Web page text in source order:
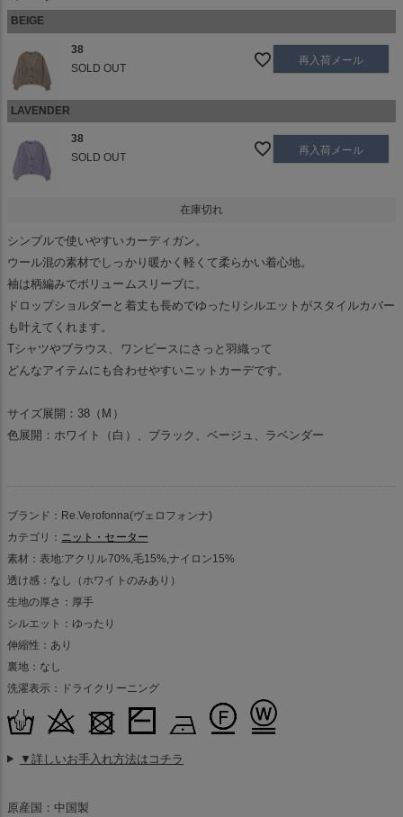
BEIGE
38
SOLD OUT
再入荷メール
LAVENDER
38
SOLD OUT
再入荷メール
在庫切れ
シンプルで使いやすいカーディガン。
ウール混の素材でしっかり暖かく軽くて柔らかい着心地。
袖は柄編みでボリュームスリーブに。
ドロップショルダーと着丈も長めでゆったりシルエットがスタイルカバー
も叶えてくれます。
Tシャツやブラウス、ワンピースにさっと羽織って
どんなアイテムにも合わせやすいニットカーデです。
サイズ展開：38（M）
色展開：ホワイト（白）、ブラック、ベージュ、ラベンダー
ブランド：Re.Verofonna(ヴェロフォンナ)
カテゴリ： ニット・セーター
素材：表地:アクリル70%,毛15%,ナイロン15%
透け感：なし（ホワイトのみあり）
生地の厚さ：厚手
シルエット：ゆったり
伸縮性：あり
裏地：なし
洗濯表示：ドライクリーニング
▼詳しいお手入れ方法はコチラ
原産国：中国製